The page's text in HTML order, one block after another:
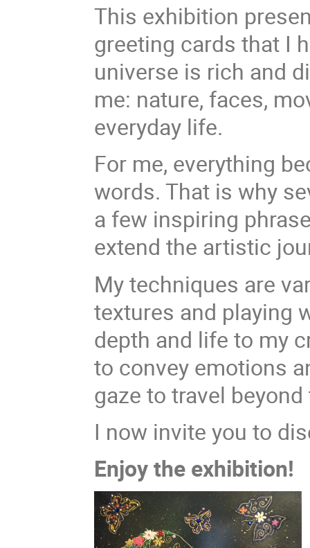
This exhibition
greeting cards that I
universe is rich and
me: nature, faces,
everyday life.
For me, everything
words. That is why
a few inspiring
extend the artistic
My techniques are
textures and playing
depth and life to my
to convey emotions
gaze to travel
I now invite you to
Enjoy the exhibition!